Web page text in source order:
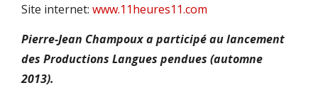
Site internet: www.11heures11.com
Pierre-Jean Champoux a participé au lancement
des Productions Langues pendues (automne
2013).